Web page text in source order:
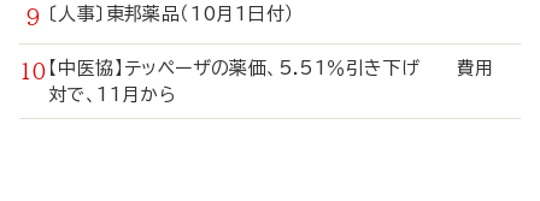
〔人事〕東邦薬品（10月1日付）
【中医協】テッペーザの薬価、5.51％引き下げ 費用
対で、11月から